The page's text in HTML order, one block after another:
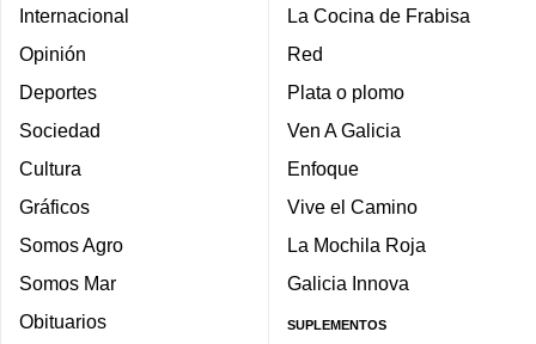
Internacional
Opinión
Deportes
Sociedad
Cultura
Gráficos
Somos Agro
Somos Mar
Obituarios
La Cocina de Frabisa
Red
Plata o plomo
Ven A Galicia
Enfoque
Vive el Camino
La Mochila Roja
Galicia Innova
SUPLEMENTOS